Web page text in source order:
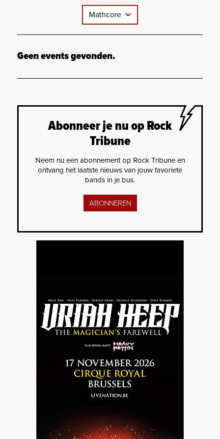
Mathcore
Geen events gevonden.
Abonneer je nu op Rock
Tribune
Neem nu een abonnement op Rock Tribune en
ontvang het laatste nieuws van jouw favoriete
bands in je bus.
ABONNEREN